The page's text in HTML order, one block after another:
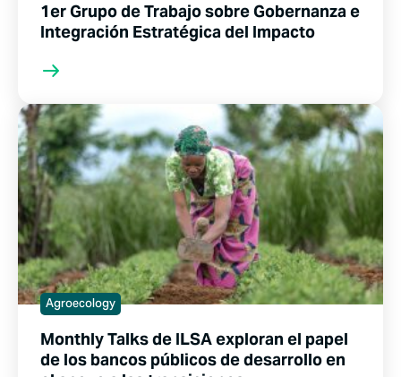
1er Grupo de Trabajo sobre Gobernanza e
Integración Estratégica del Impacto
Agroecology
Monthly Talks de ILSA exploran el papel
de los bancos públicos de desarrollo en